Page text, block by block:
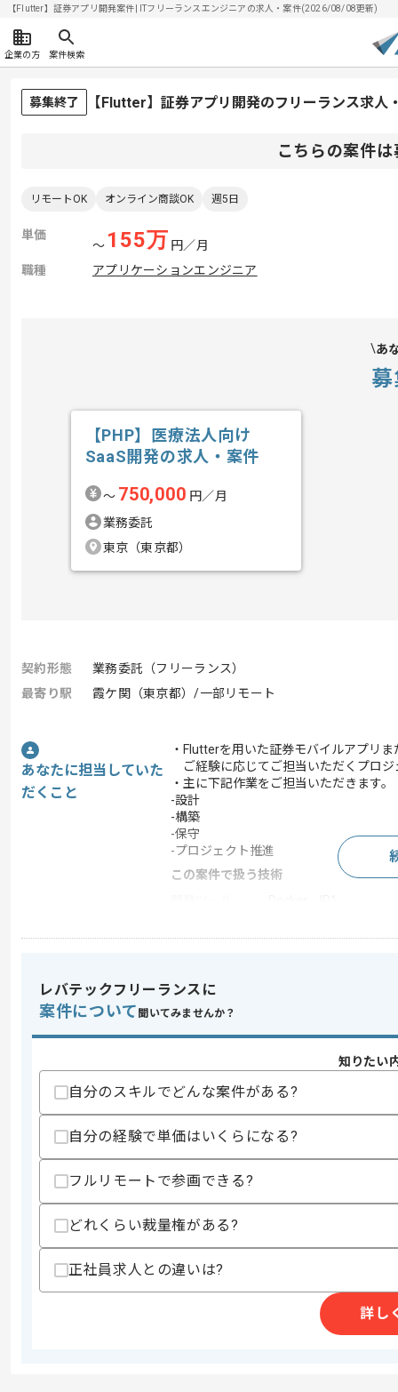
【Flutter】証券アプリ開発案件| ITフリーランスエンジニアの求人・案件(2026/08/08更新)
企業の方 案件検索
募集終了 【Flutter】証券アプリ開発のフリーランス求人
こちらの案件
リモートOK オンライン商談OK 週5日
単価
〜 155万 円／月
職種
アプリケーションエンジニア
あ
【PHP】医療法人向け
SaaS開発の求人・案件
〜 750,000 円／月
業務委託
東京（東京都）
契約形態
業務委託（フリーランス）
最寄り駅
霞ケ関（東京都）/一部リモート
あなたに担当していた
だくこと
・Flutterを用いた証券モバイルアプリ
ご経験に応じてご担当いただくプロ
・主に下記作業をご担当いただきます。
-設計
-構築
-保守
-プロジェクト推進
この案件で扱う技術
業務内容
特徴
スキル
・Flutterを用いたモバイルアプリの開
・AWSなどクラウドインフラ環境下で
・AIエージェントを用いたバイブコーデ
歓迎スキル
・リーダー経験
・下記いずれかの実務経験
-全体設計
-サービス構築におけるタスクの洗い
レバテックフリーランスに
案件について 聞いてみませんか？
知りたい
自分のスキルでどんな案件がある?
自分の経験で単価はいくらになる?
フルリモートで参画できる?
どれくらい裁量権がある?
正社員求人との違いは?
詳し